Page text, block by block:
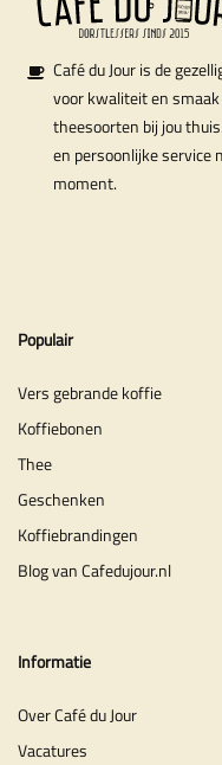
Café du Jour is de
voor kwaliteit en
theesoorten bij jou
en persoonlijke service
moment.
Populair
Vers gebrande koffie
Koffiebonen
Thee
Geschenken
Koffiebrandingen
Blog van Cafedujour.nl
Informatie
Over Café du Jour
Vacatures